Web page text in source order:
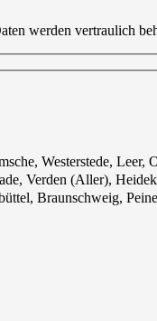
werden vertraulich
Westerstede,
Verden (Aller),
Braunschweig,